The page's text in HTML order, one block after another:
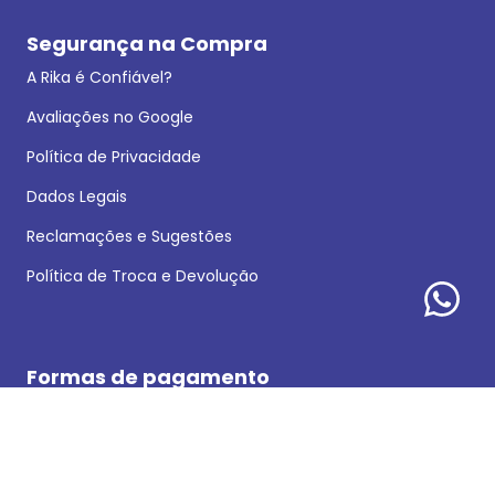
Segurança na Compra
A Rika é Confiável?
Avaliações no Google
Política de Privacidade
Dados Legais
Reclamações e Sugestões
Política de Troca e Devolução
Formas de pagamento